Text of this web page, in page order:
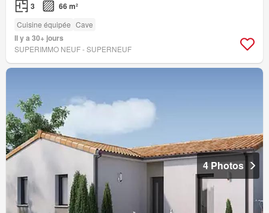
3 66 m²
Cuisine équipée Cave
Il y a 30+ jours
SUPERIMMO NEUF - SUPERNEUF
4 Photos